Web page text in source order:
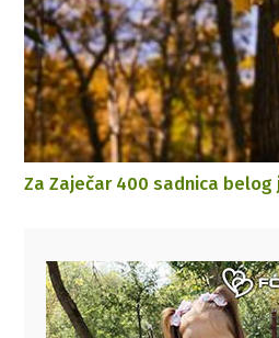
Za Zaječar 400 sadnica belog